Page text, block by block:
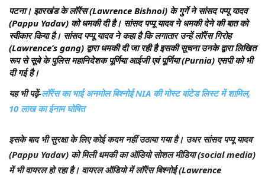
पटना। झारखंड के लॉरेंस (Lawrence Bishnoi) के गुर्गे ने सांसद पप्पू यादव
(Pappu Yadav) को धमकी दी है। सांसद पप्पू यादव ने धमकी देने की बात को
स्वीकार किया है। सांसद पप्पू यादव ने कहा है कि लगातार उन्हें लॉरेंस गिरोह
(Lawrence’s gang) द्वारा धमकी दी जा रही है इसकी सूचना उनके द्वारा लिखित
रूप से सूबे के पुलिस महानिदेशक पूर्णिया आईजी एवं पूर्णिया (Purnia) एसपी को भी
दी गई है।
यह भी पढ़ें-लॉरेंस का भाई अनमोल बिश्नोई NIA की मोस्ट वांटेड लिस्ट में शामिल,
10 लाख का ईनाम घोषित
इसके बाद भी सुरक्षा के लिए कोई कदम नहीं उठाया गया है। उधर सांसद पप्पू यादव
(Pappu Yadav) को मिली धमकी का ऑडियो सोशल मीडिया (social media)
में भी वायरल हो रहा है। वायरल ऑडियो में लॉरेंस बिश्नोई (Lawrence